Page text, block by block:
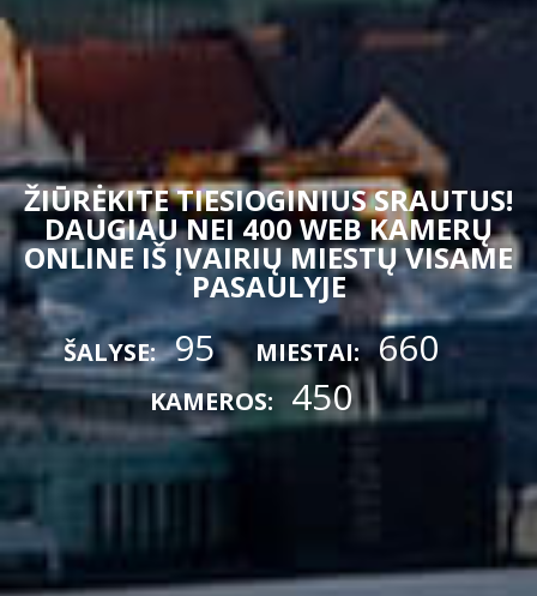
ŽIŪRĖKITE TIESIOGINIUS SRAUTUS!
DAUGIAU NEI 400 WEB KAMERŲ
ONLINE IŠ ĮVAIRIŲ MIESTŲ VISAME
PASAULYJE
ŠALYSE: 95 MIESTAI: 660
KAMEROS: 450